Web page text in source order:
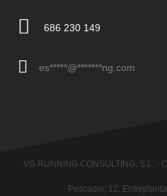
686 230 149
es*****@*******ng.com
VG RUNNING CONSULTING, S.L. -
Pescador, 12.